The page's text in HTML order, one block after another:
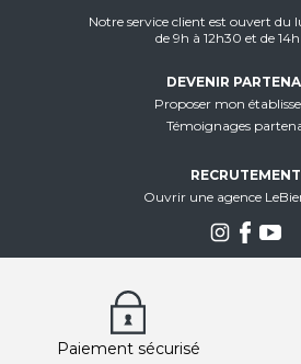
Notre service client est ouvert du
de 9h à 12h30 et de
DEVENIR
Proposer mon
Témoignages
RECRUTEMENT
Ouvrir une agence
Paiement sécurisé